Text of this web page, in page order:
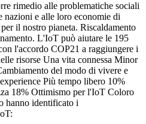
rimedio alle problematiche sociali
nazioni e alle loro economie di
il nostro pianeta. Riscaldamento
L'IoT può aiutare le 195
l'accordo COP21 a raggiungere i
risorse Una vita connessa Minor
del modo di vivere e
Più tempo libero 10%
18% Ottimismo per l'IoT Coloro
hanno identificato i